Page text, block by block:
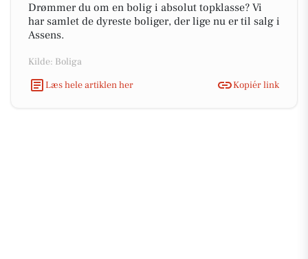
Drømmer du om en bolig i absolut topklasse? Vi
har samlet de dyreste boliger, der lige nu er til salg i
Assens.
Kilde: Boliga
Læs hele artiklen her
Kopiér link